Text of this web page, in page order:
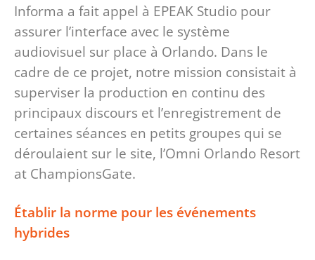
Informa a fait appel à EPEAK Studio pour
assurer l’interface avec le système
audiovisuel sur place à Orlando. Dans le
cadre de ce projet, notre mission consistait à
superviser la production en continu des
principaux discours et l’enregistrement de
certaines séances en petits groupes qui se
déroulaient sur le site, l’Omni Orlando Resort
at ChampionsGate.
Établir la norme pour les événements
hybrides